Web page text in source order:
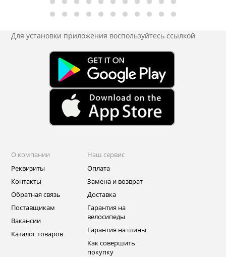
Для установки приложения воспользуйтесь ссылкой
О компании
Реквизиты
Контакты
Обратная связь
Поставщикам
Вакансии
Каталог товаров
Наш сервис
Оплата
Замена и возврат
Доставка
Гарантия на
велосипеды
Гарантия на шины
Как совершить
покупку